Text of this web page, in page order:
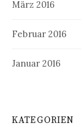
März 2016
Februar 2016
Januar 2016
KATEGORIEN